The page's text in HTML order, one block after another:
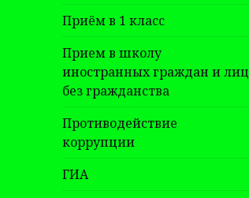
Приём в 1 класс
Прием в школу
иностранных граждан и лиц
без гражданства
Противодействие
коррупции
ГИА